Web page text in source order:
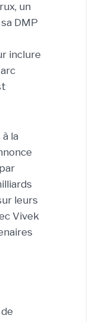
un
DMP
inclure
la
leurs
Vivek